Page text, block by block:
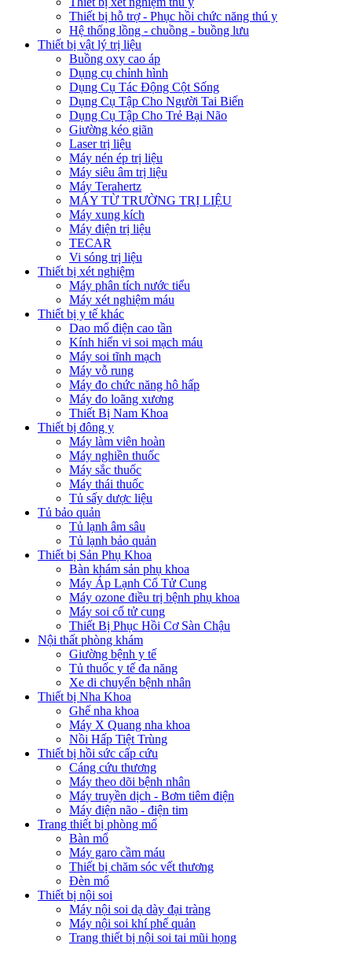
Thiết bị hỗ trợ - Phục hồi chức năng thú y
Hệ thống lồng - chuồng - buồng lưu
Thiết bị vật lý trị liệu
Buồng oxy cao áp
Dụng cụ chỉnh hình
Dụng Cụ Tác Động Cột Sống
Dụng Cụ Tập Cho Người Tai Biến
Dụng Cụ Tập Cho Trẻ Bại Não
Giường kéo giãn
Laser trị liệu
Máy nén ép trị liệu
Máy siêu âm trị liệu
Máy Terahertz
MÁY TỪ TRƯỜNG TRỊ LIỆU
Máy xung kích
Máy điện trị liệu
TECAR
Vi sóng trị liệu
Thiết bị xét nghiệm
Máy phân tích nước tiểu
Máy xét nghiệm máu
Thiết bị y tế khác
Dao mổ điện cao tần
Kính hiển vi soi mạch máu
Máy soi tĩnh mạch
Máy vỗ rung
Máy đo chức năng hô hấp
Máy đo loãng xương
Thiết Bị Nam Khoa
Thiết bị đông y
Máy làm viên hoàn
Máy nghiền thuốc
Máy sắc thuốc
Máy thái thuốc
Tủ sấy dược liệu
Tủ bảo quản
Tủ lạnh âm sâu
Tủ lạnh bảo quản
Thiết bị Sản Phụ Khoa
Bàn khám sản phụ khoa
Máy Áp Lạnh Cổ Tử Cung
Máy ozone điều trị bệnh phụ khoa
Máy soi cổ tử cung
Thiết Bị Phục Hồi Cơ Sàn Chậu
Nội thất phòng khám
Giường bệnh y tế
Tủ thuốc y tế đa năng
Xe di chuyển bệnh nhân
Thiết bị Nha Khoa
Ghế nha khoa
Máy X Quang nha khoa
Nồi Hấp Tiệt Trùng
Thiết bị hồi sức cấp cứu
Cáng cứu thương
Máy theo dõi bệnh nhân
Máy truyền dịch - Bơm tiêm điện
Máy điện não - điện tim
Trang thiết bị phòng mổ
Bàn mổ
Máy garo cầm máu
Thiết bị chăm sóc vết thương
Đèn mổ
Thiết bị nội soi
Máy nội soi dạ dày đại tràng
Máy nội soi khí phế quản
Trang thiết bị nội soi tai mũi họng